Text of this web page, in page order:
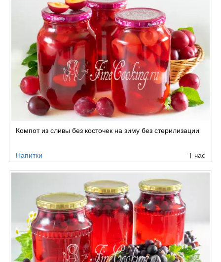
Компот из сливы без косточек на зиму без стерилизации
Напитки 1 час